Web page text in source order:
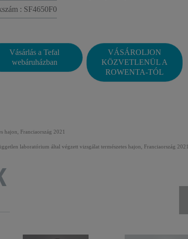
: SF4650F0
Vásárlás a Tefal
webáruházban
VÁSÁROLJON
KÖZVETLENÜL A
ROWENTA-TÓL
hajon, Franciaország 2021
laboratórium által végzett vizsgálat természetes hajon, Franciaország 2021